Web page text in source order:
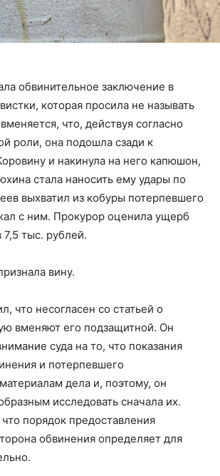
обвинительное заключение в
которая просила не называть
что, действуя согласно
роли, она подошла сзади к
и накинула на него капюшон,
стала наносить ему удары по
выхватил из кобуры потерпевшего
с ним. Прокурор оценила ущерб
тыс. рублей.
вину.
что несогласен со статьей о
вменяют его подзащитной. Он
суда на то, что показания
и потерпевшего
дела и, поэтому, он
исследовать сначала их.
порядок предоставления
обвинения определяет для